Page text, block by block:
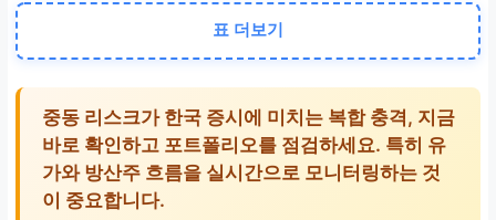
환율 변동성
인 이탈
달러 ETF·예금 20% 이상 헤지
표 더보기
중동 리스크가 한국 증시에 미치는 복합 충격, 지금
바로 확인하고 포트폴리오를 점검하세요. 특히 유
가와 방산주 흐름을 실시간으로 모니터링하는 것
이 중요합니다.